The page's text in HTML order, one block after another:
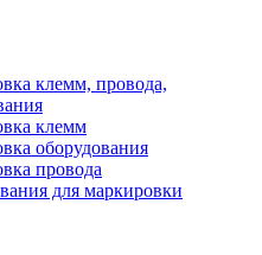
клемм, провода,
клемм
оборудования
провода
для маркировки